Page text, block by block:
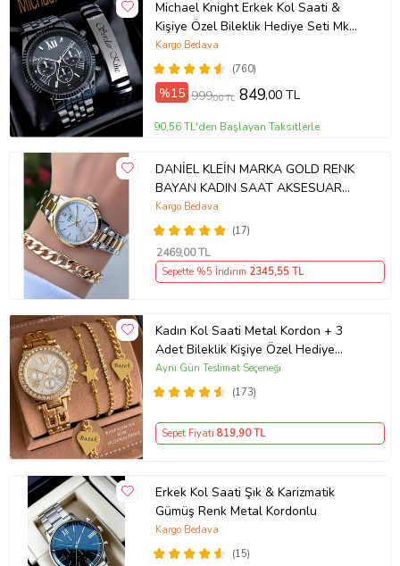
Michael Knight Erkek Kol Saati &
Kişiye Özel Bileklik Hediye Seti Mk
SiyahİçiGümüş
(760)
Kargo Bedava
%15 999,00 TL 849,00 TL
90,56 TL'den Başlayan Taksitlerle
DANİEL KLEİN MARKA GOLD RENK
BAYAN KADIN SAAT AKSESUAR
BİLEKLİK HEDİYELİ
(17)
Kargo Bedava
2469,00 TL
Sepette %5 İndirim 2345,55 TL
Kadın Kol Saati Metal Kordon + 3
Adet Bileklik Kişiye Özel Hediye
Kadına hediye Kız arkadaşa hediye
(173)
Aynı Gün Teslimat Seçeneği
Sepet Fiyatı 819,90 TL
Erkek Kol Saati Şık & Karizmatik
Gümüş Renk Metal Kordonlu
(15)
Kargo Bedava